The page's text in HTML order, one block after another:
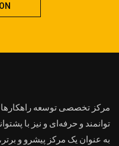
مرکز تخصصی توسعه
توانمند و حرفه‌ای و نیز با
به عنوان یک مرکز پیشرو و